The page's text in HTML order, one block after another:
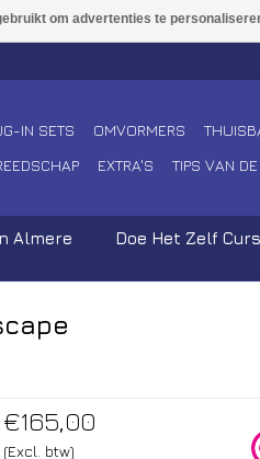
IN SETS OMVORMERS
EXTRA'S TIPS VAN DE
Almere Doe Het Zelf
€165,00
(Excl. btw)